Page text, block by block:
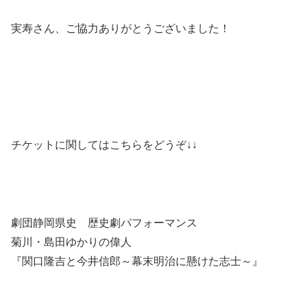
実寿さん、ご協力ありがとうございました！
チケットに関してはこちらをどうぞ↓↓
劇団静岡県史 歴史劇パフォーマンス
菊川・島田ゆかりの偉人
『関口隆吉と今井信郎～幕末明治に懸けた志士～』